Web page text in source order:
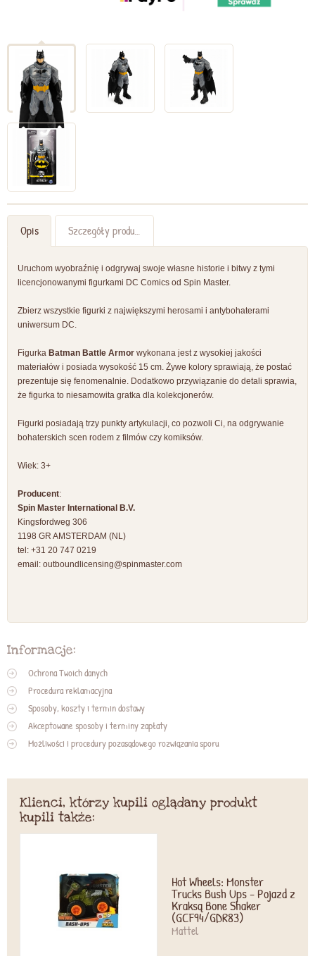
Opis Szczegóły produktu
Uruchom wyobraźnię i odgrywaj swoje własne historie i bitwy z tymi
licencjonowanymi figurkami DC Comics od Spin Master.
Zbierz wszystkie figurki z największymi herosami i antybohaterami
uniwersum DC.
Figurka Batman Battle Armor wykonana jest z wysokiej jakości
materiałów i posiada wysokość 15 cm. Żywe kolory sprawiają, że postać
prezentuje się fenomenalnie. Dodatkowo przywiązanie do detali sprawia,
że figurka to niesamowita gratka dla kolekcjonerów.
Figurki posiadają trzy punkty artykulacji, co pozwoli Ci, na odgrywanie
bohaterskich scen rodem z filmów czy komiksów.
Wiek: 3+
Producent:
Spin Master International B.V.
Kingsfordweg 306
1198 GR AMSTERDAM (NL)
tel: +31 20 747 0219
email: outboundlicensing@spinmaster.com
Informacje:
Ochrona Twoich danych
Procedura reklamacyjna
Sposoby, koszty i termin dostawy
Akceptowane sposoby i terminy zapłaty
Możliwości i procedury pozasądowego rozwiązania sporu
Klienci, którzy kupili oglądany produkt
kupili także:
Hot Wheels: Monster
Trucks Bush Ups - Pojazd z
Kraksą Bone Shaker
(GCF94/GDR83)
Mattel